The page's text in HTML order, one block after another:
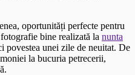
oportunități perfecte pentru
bine realizată la nunta
povestea unei zile de neuitat. De
la bucuria petrecerii,